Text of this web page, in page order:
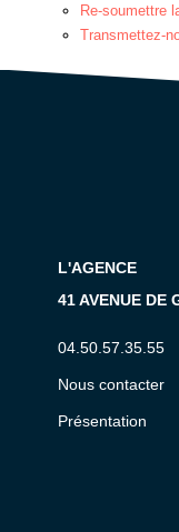
Re-soumettre
Transmettez-
L'AGENCE
41 AVENUE DE
04.50.57.35.55
Nous contacter
Présentation